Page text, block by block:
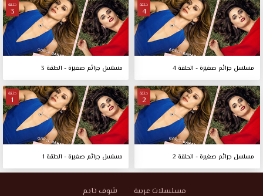
حلقة
4
مسلسل جرائم صغيرة - الحلقة 4
حلقة
3
مسلسل جرائم صغيرة - الحلقة 3
حلقة
2
مسلسل جرائم صغيرة - الحلقة 2
حلقة
1
مسلسل جرائم صغيرة - الحلقة 1
مسلسلات عربية شوف تايم